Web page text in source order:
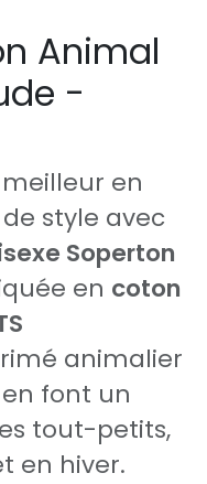
Animal
-
en
style avec
Soperton
en coton
animalier
font un
tout-petits,
en hiver.